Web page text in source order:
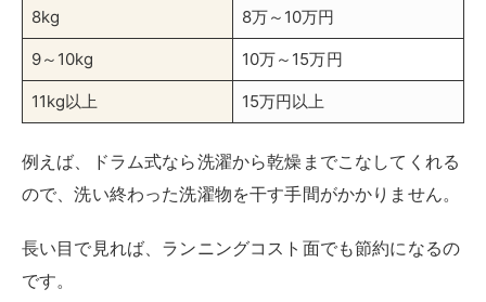
洗濯物を干す手間を減らしたい方や、長期的なコストを
抑えたい方はドラム式がおすすめです。
ドラム式洗濯機の容量目安